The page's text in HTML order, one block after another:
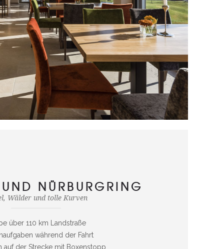
NÜRBURGRING
Wälder und tolle Kurven
über 110 km Landstraße
während der Fahrt
auf der Strecke mit Boxenstopp